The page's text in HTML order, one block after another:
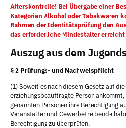
Alterskontrolle! Bei Übergabe einer
Kategorien Alkohol oder Tabakwaren
Rahmen der Identitätsprüfung den
das erforderliche Mindestalter
Auszug aus dem
§ 2 Prüfungs- und Nachweispflicht
(1) Soweit es nach diesem Gesetz auf
erziehungsbeauftragte Person
genannten Personen ihre Berechtigung
Veranstalter und Gewerbetreibende
Berechtigung zu überprüfen.